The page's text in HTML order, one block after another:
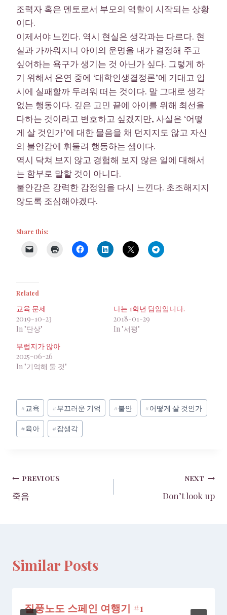
조력자 혹은 멘토로서 부모의 역할이 시작되는 상황
이다.
이제서야 느낀다. 역시 현실은 생각과는 다르다. 현
실과 가까워지니 아이의 운명을 내가 결정해 주고
싶어하는 욕구가 생기는 것 아닌가 싶다. 그렇게 하
기 위해서 은연 중에 ‘대학인생결정론’에 기대고 입
시에 실패할까 두려워 떠는 것이다. 말 그대로 생각
없는 행동이다. 깊은 고민 끝에 아이를 위해 최선을
다하는 것이라고 변호하고 싶겠지만, 사실은 ‘어떻
게 살 것인가’에 대한 물음을 채 던지지도 않고 자신
의 불안감에 휘둘려 행동하는 셈이다.
역시 닥쳐 보지 않고 경험해 보지 않은 일에 대해서
는 함부로 말할 것이 아니다.
불안감은 강력한 감정임을 다시 느낀다. 초조해지지
않도록 조심해야겠다.
Share this:
Related
교육 문제
2019-10-23
In "단상"
나는 1학년 담임입니다.
2018-01-29
In "서평"
부럽지가 않아
2025-06-26
In "기억해 둘 것"
Post
Tags:
#교육 #부끄러운 기억 #불안 #어떻게 살 것인가
#육아 #잡생각
Post
navigation
PREVIOUS
죽음
NEXT
Don’t look up
Similar Posts
질풍노도 스페인 여행기 #1